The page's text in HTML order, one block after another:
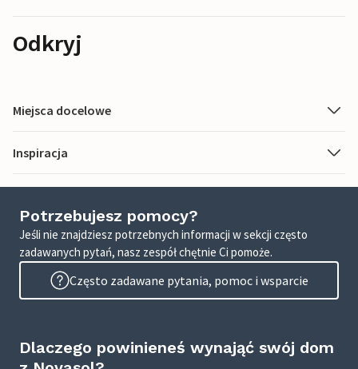
Odkryj
Miejsca docelowe
Inspiracja
Potrzebujesz pomocy?
Jeśli nie znajdziesz potrzebnych informacji w sekcji często
zadawanych pytań, nasz zespół chętnie Ci pomoże.
Często zadawane pytania, pomoc i wsparcie
Dlaczego powinieneś wynająć swój dom